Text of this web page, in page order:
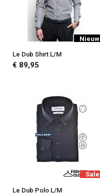
Nieuw
Le Dub Shirt L/M
€ 89,95
Sale
Le Dub Polo L/M